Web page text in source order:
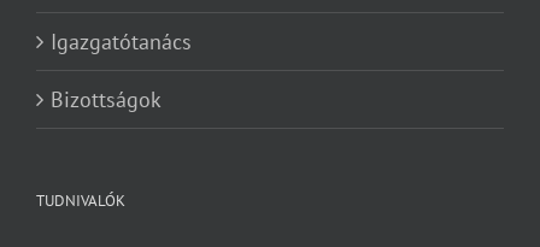
Igazgatótanács
Bizottságok
TUDNIVALÓK